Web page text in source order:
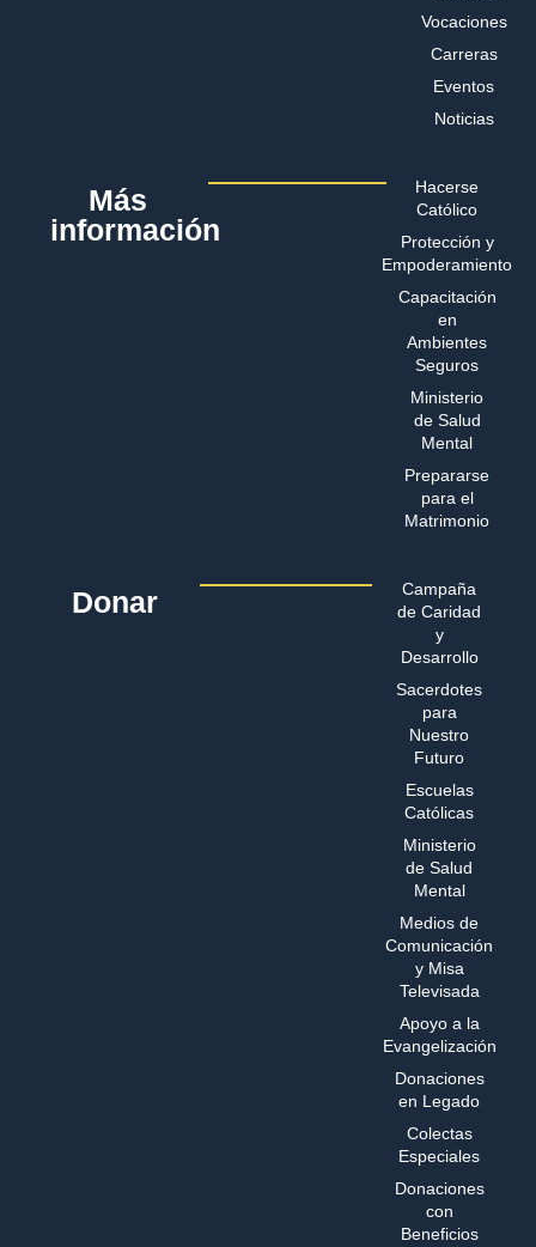
Vocaciones
Carreras
Eventos
Noticias
Más
información
Hacerse
Católico
Protección y
Empoderamiento
Capacitación
en
Ambientes
Seguros
Ministerio
de Salud
Mental
Prepararse
para el
Matrimonio
Donar
Campaña
de Caridad
y
Desarrollo
Sacerdotes
para
Nuestro
Futuro
Escuelas
Católicas
Ministerio
de Salud
Mental
Medios de
Comunicación
y Misa
Televisada
Apoyo a la
Evangelización
Donaciones
en Legado
Colectas
Especiales
Donaciones
con
Beneficios